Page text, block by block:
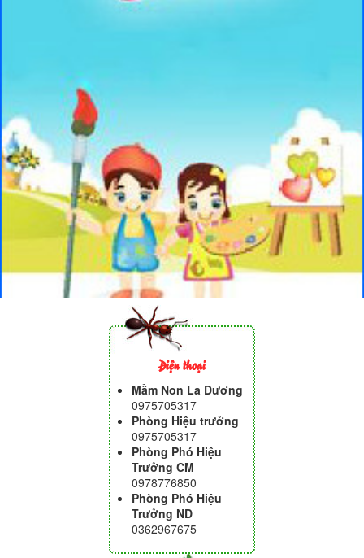
Điện thoại
Mầm Non La Dương
0975705317
Phòng Hiệu trưởng
0975705317
Phòng Phó Hiệu
Trưởng CM
0978776850
Phòng Phó Hiệu
Trưởng ND
0362967675